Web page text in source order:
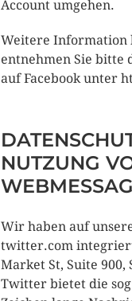
Account umgehen.
Weitere Information
entnehmen Sie bitte
auf Facebook unter
NUTZUNG
Wir haben auf
twitter.com
Market St, Suite 900,
Twitter bietet die